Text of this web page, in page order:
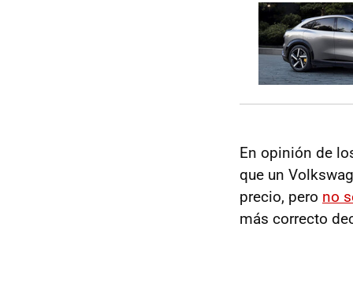
En opinión de
que un
precio, pero no
más correcto